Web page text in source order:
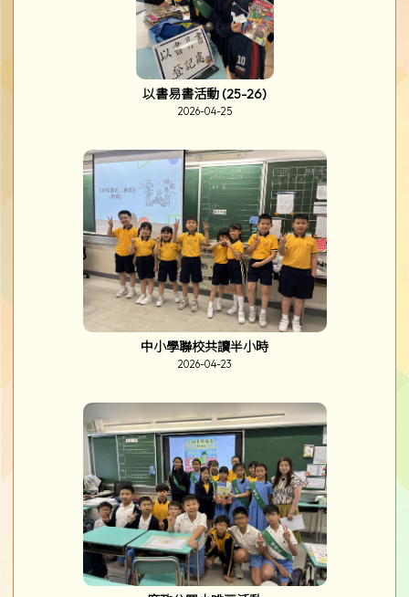
以書易書活動 (25-26)
2026-04-25
中小學聯校共讀半小時
2026-04-23